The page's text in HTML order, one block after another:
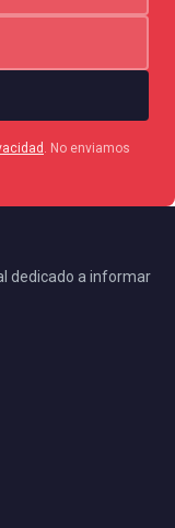
. No enviamos
dedicado a informar